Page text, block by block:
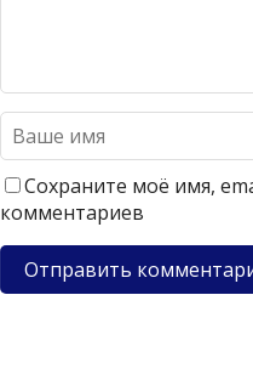
Сохраните моё имя,
комментариев